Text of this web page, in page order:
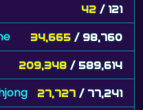
42 / 121
34,665 / 98,760
209,348 / 589,614
27,727 / 77,241